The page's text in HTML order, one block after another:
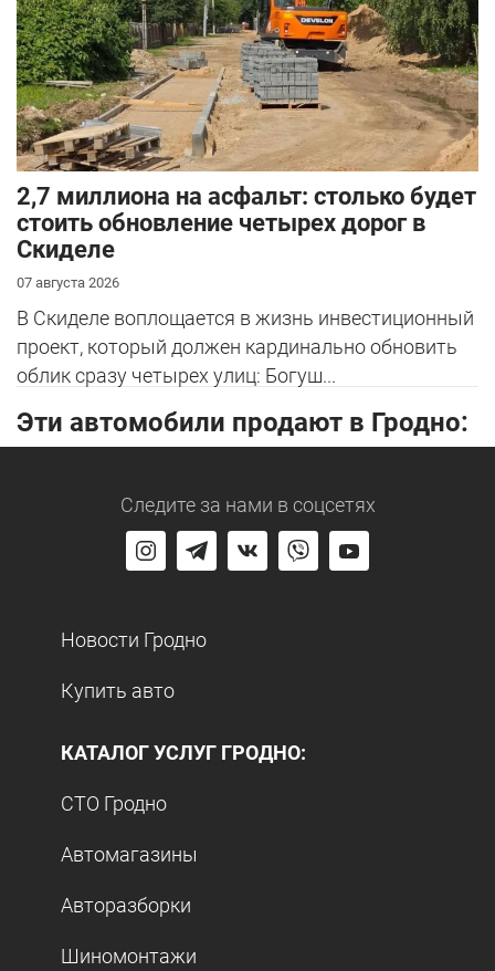
2,7 миллиона на асфальт: столько будет
стоить обновление четырех дорог в
Скиделе
07 августа 2026
В Скиделе воплощается в жизнь инвестиционный
проект, который должен кардинально обновить
облик сразу четырех улиц: Богуш...
Эти автомобили продают в Гродно:
Следите за нами в соцсетях
Новости Гродно
Купить авто
КАТАЛОГ УСЛУГ ГРОДНО:
СТО Гродно
Автомагазины
Авторазборки
Шиномонтажи